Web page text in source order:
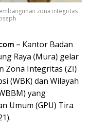
zona integritas
– Kantor Badan
Raya (Mura) gelar
Zona Integritas (ZI)
(WBK) dan Wilayah
yang
Umum (GPU) Tira